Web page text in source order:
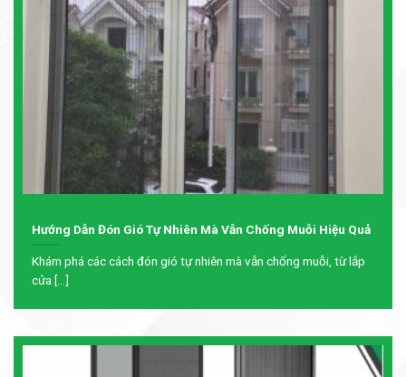
Hướng Dẫn Đón Gió Tự Nhiên Mà Vẫn Chống Muỗi Hiệu Quả
Khám phá các cách đón gió tự nhiên mà vẫn chống muỗi, từ lắp
cửa [...]